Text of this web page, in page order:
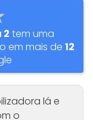
2 tem uma
em mais de 12
lá e
o